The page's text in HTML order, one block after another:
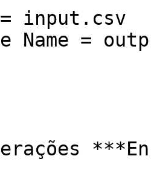
input.csv
Name =